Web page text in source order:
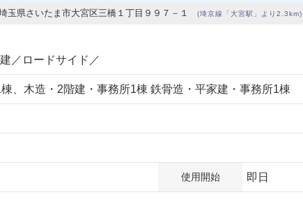
玉県さいたま市大宮区三橋１丁目９９７－１ (埼京線「大宮駅」より2.3km)
／ロードサイド／
、木造・2階建・事務所1棟 鉄骨造・平家建・事務所1棟
使用開始 即日